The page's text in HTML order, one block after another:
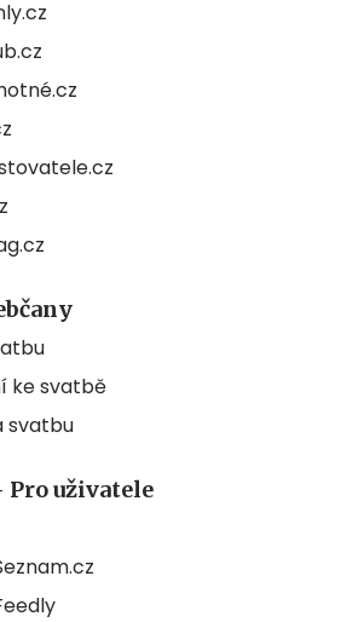
ke svatbě
svatbu
Pro uživatele